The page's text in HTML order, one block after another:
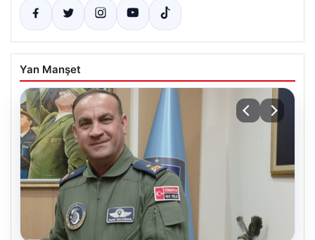
Yan Manşet